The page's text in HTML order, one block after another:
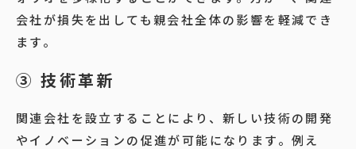
会社が損失を出しても親会社全体の影響を軽減でき
ます。
③ 技術革新
関連会社を設立することにより、新しい技術の開発
やイノベーションの促進が可能になります。例え